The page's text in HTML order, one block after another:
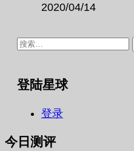
2020/04/14
搜
登陆星球
登录
今日测评